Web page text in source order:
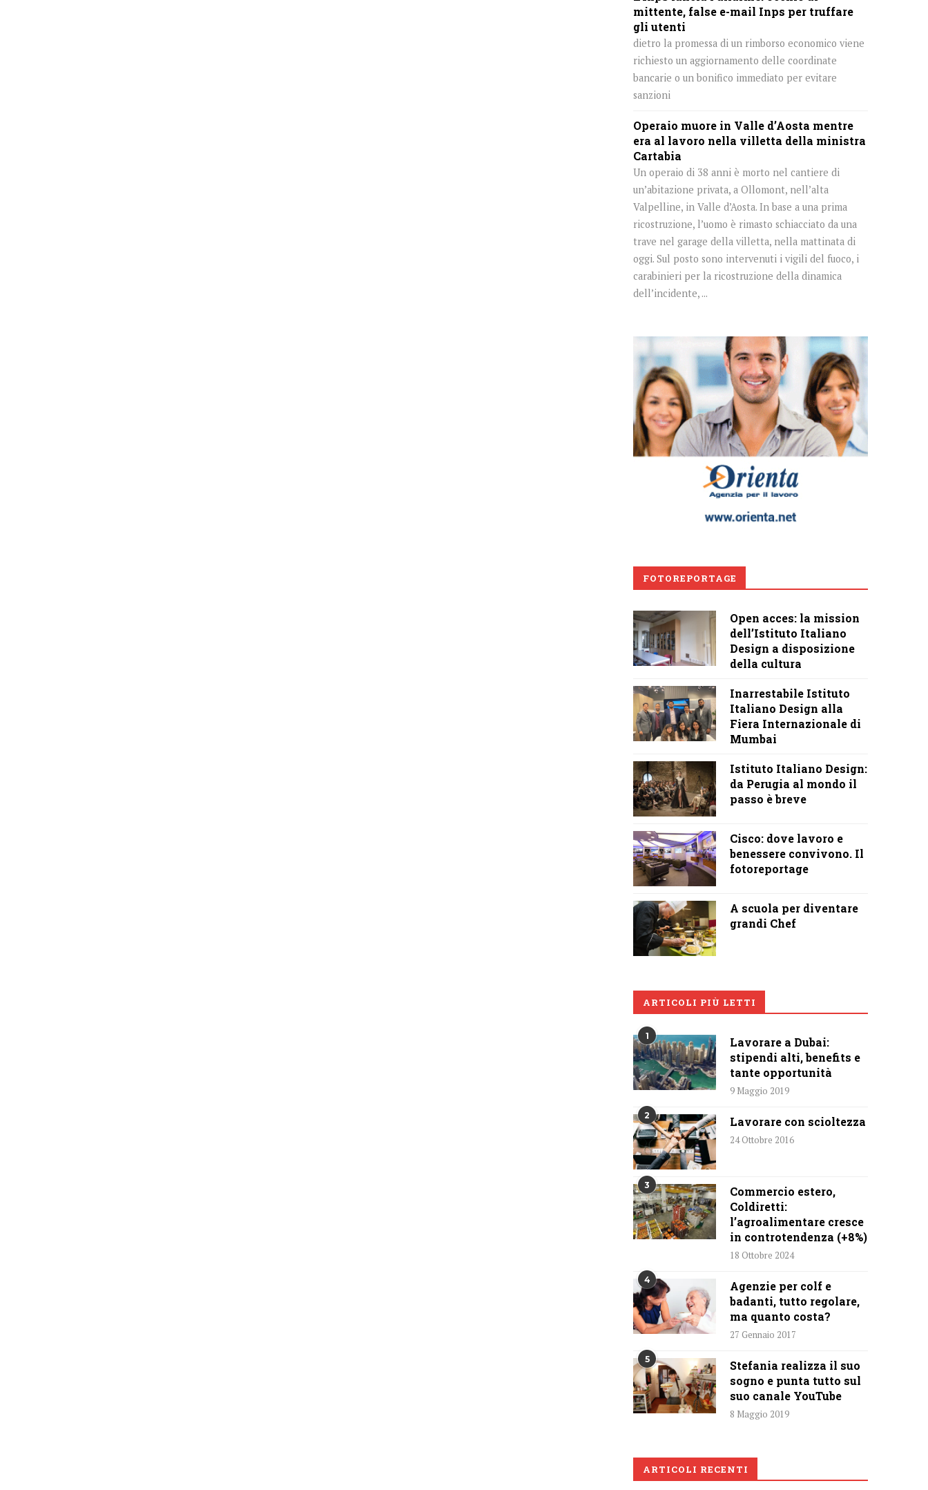
mittente, false e-mail Inps per truffare
gli utenti
dietro la promessa di un rimborso economico viene
richiesto un aggiornamento delle coordinate
bancarie o un bonifico immediato per evitare
sanzioni
Operaio muore in Valle d’Aosta mentre
era al lavoro nella villetta della ministra
Cartabia
Un operaio di 38 anni è morto nel cantiere di
un’abitazione privata, a Ollomont, nell’alta
Valpelline, in Valle d’Aosta. In base a una prima
ricostruzione, l’uomo è rimasto schiacciato da una
trave nel garage della villetta, nella mattinata di
oggi. Sul posto sono intervenuti i vigili del fuoco, i
carabinieri per la ricostruzione della dinamica
dell’incidente, ...
FOTOREPORTAGE
Open acces: la mission
dell’Istituto Italiano
Design a disposizione
della cultura
Inarrestabile Istituto
Italiano Design alla
Fiera Internazionale di
Mumbai
Istituto Italiano Design:
da Perugia al mondo il
passo è breve
Cisco: dove lavoro e
benessere convivono. Il
fotoreportage
A scuola per diventare
grandi Chef
ARTICOLI PIÙ LETTI
1
Lavorare a Dubai:
stipendi alti, benefits e
tante opportunità
9 Maggio 2019
2 Lavorare con scioltezza
24 Ottobre 2016
3
Commercio estero,
Coldiretti:
l’agroalimentare cresce
in controtendenza (+8%)
18 Ottobre 2024
4
Agenzie per colf e
badanti, tutto regolare,
ma quanto costa?
27 Gennaio 2017
5
Stefania realizza il suo
sogno e punta tutto sul
suo canale YouTube
8 Maggio 2019
ARTICOLI RECENTI